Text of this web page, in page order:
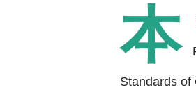
本
Standards of